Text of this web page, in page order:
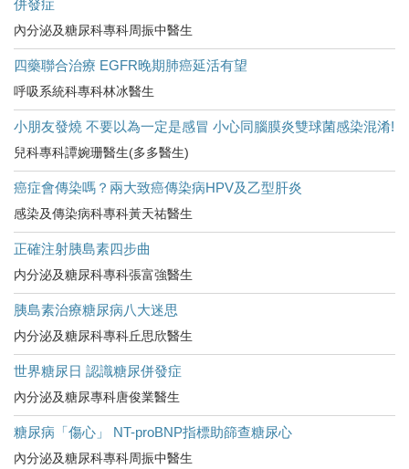
併發症
內分泌及糖尿科專科周振中醫生
四藥聯合治療 EGFR晚期肺癌延活有望
呼吸系統科專科林冰醫生
小朋友發燒 不要以為一定是感冒 小心同腦膜炎雙球菌感染混淆!
兒科專科譚婉珊醫生(多多醫生)
癌症會傳染嗎？兩大致癌傳染病HPV及乙型肝炎
感染及傳染病科專科黃天祐醫生
正確注射胰島素四步曲
内分泌及糖尿科專科張富強醫生
胰島素治療糖尿病八大迷思
内分泌及糖尿科專科丘思欣醫生
世界糖尿日 認識糖尿併發症
內分泌及糖尿專科唐俊業醫生
糖尿病「傷心」 NT-proBNP指標助篩查糖尿心
內分泌及糖尿科專科周振中醫生